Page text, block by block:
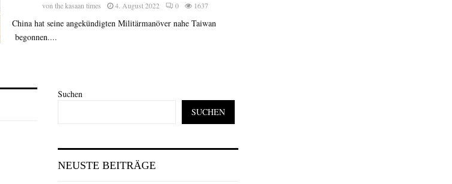
vonthe kasaan times 4. August 2022 0 1637
China hat seine angekündigten Militärmanöver nahe Taiwan
begonnen....
Suchen
SUCHEN
NEUSTE BEITRÄGE